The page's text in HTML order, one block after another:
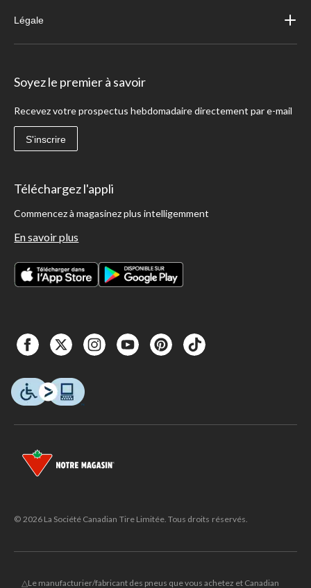
Légale
Soyez le premier à savoir
Recevez votre prospectus hebdomadaire directement par e-mail
S'inscrire
Téléchargez l'appli
Commencez à magasinez plus intelligemment
En savoir plus
© 2026 La Société Canadian Tire Limitée. Tous droits réservés.
△Le manufacturier/fabricant des pneus que vous achetez et Canadian